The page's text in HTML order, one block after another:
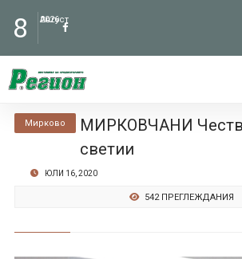
8 Август
2026
Мирково
МИРКОВЧАНИ
светии
ЮЛИ 16, 2020
542 ПРЕГЛЕЖДАНИЯ